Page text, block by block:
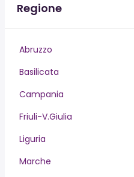
Regione
Abruzzo
Basilicata
Campania
Friuli-V.Giulia
Liguria
Marche